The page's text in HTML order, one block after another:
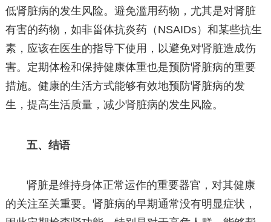
低肾脏病的发生风险。避免滥用药物，尤其是对肾脏
有害的药物，如非甾体抗炎药（NSAIDs）和某些抗生
素，应该在医生的指导下使用，以避免对肾脏造成伤
害。定期体检和保持健康体重也是预防肾脏病的重要
措施。健康的生活方式能够有效地预防肾脏病的发
生，提高生活质量，减少肾脏病的发生风险。
五、结语
肾脏是维持身体正常运作的重要器官，对其健康
的关注至关重要。肾脏病的早期通常没有明显症状，